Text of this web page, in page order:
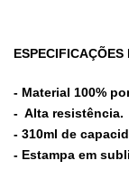
ESPECIFICAÇÕES
- Material 100%
- Alta resistência.
- 310ml de
- Estampa em